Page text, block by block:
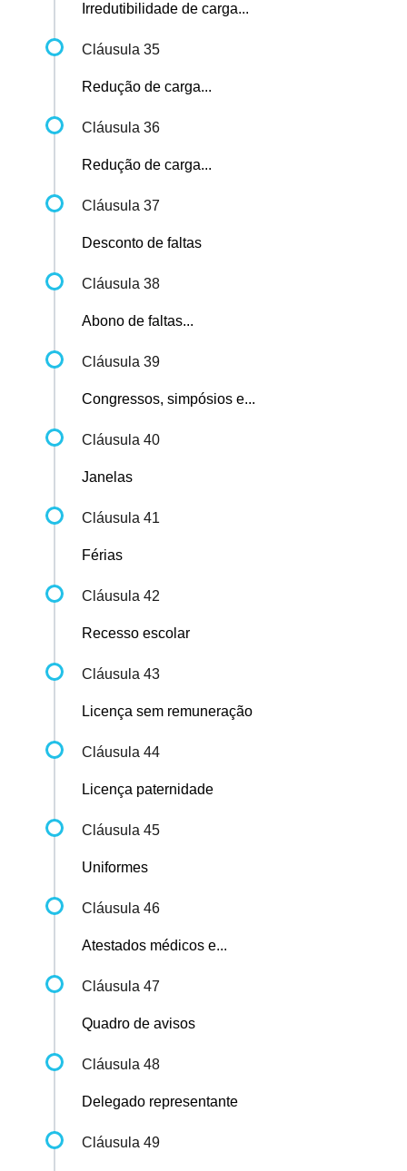
Irredutibilidade de carga...
Cláusula 35
Redução de carga...
Cláusula 36
Redução de carga...
Cláusula 37
Desconto de faltas
Cláusula 38
Abono de faltas...
Cláusula 39
Congressos, simpósios e...
Cláusula 40
Janelas
Cláusula 41
Férias
Cláusula 42
Recesso escolar
Cláusula 43
Licença sem remuneração
Cláusula 44
Licença paternidade
Cláusula 45
Uniformes
Cláusula 46
Atestados médicos e...
Cláusula 47
Quadro de avisos
Cláusula 48
Delegado representante
Cláusula 49